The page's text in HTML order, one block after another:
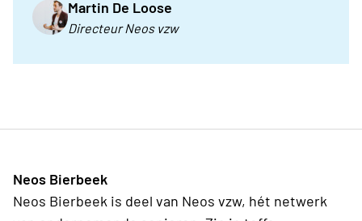
Martin De Loose
Directeur Neos vzw
Neos Bierbeek
Neos Bierbeek is deel van Neos vzw, hét netwerk